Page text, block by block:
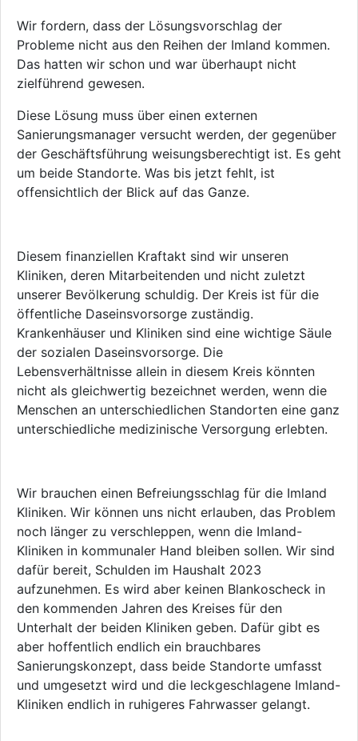
Wir fordern, dass der Lösungsvorschlag der
Probleme nicht aus den Reihen der Imland kommen.
Das hatten wir schon und war überhaupt nicht
zielführend gewesen.
Diese Lösung muss über einen externen
Sanierungsmanager versucht werden, der gegenüber
der Geschäftsführung weisungsberechtigt ist. Es geht
um beide Standorte. Was bis jetzt fehlt, ist
offensichtlich der Blick auf das Ganze.
Diesem finanziellen Kraftakt sind wir unseren
Kliniken, deren Mitarbeitenden und nicht zuletzt
unserer Bevölkerung schuldig. Der Kreis ist für die
öffentliche Daseinsvorsorge zuständig.
Krankenhäuser und Kliniken sind eine wichtige Säule
der sozialen Daseins­vor­sor­ge. Die
Lebensverhältnisse allein in diesem Kreis könnten
nicht als gleichwertig bezeichnet werden, wenn die
Menschen an unterschiedlichen Standorten eine ganz
unterschiedliche medizinische Versorgung erlebten.
Wir brauchen einen Befreiungsschlag für die Imland
Kliniken. Wir können uns nicht erlauben, das Problem
noch länger zu verschleppen, wenn die Imland-
Kliniken in kommunaler Hand bleiben sollen. Wir sind
dafür bereit, Schulden im Haushalt 2023
aufzunehmen. Es wird aber keinen Blankoscheck in
den kommenden Jahren des Kreises für den
Unterhalt der beiden Kliniken geben. Dafür gibt es
aber hoffentlich endlich ein brauchbares
Sanierungskonzept, dass beide Standorte umfasst
und umgesetzt wird und die leckgeschlagene Imland-
Kliniken endlich in ruhigeres Fahrwasser gelangt.